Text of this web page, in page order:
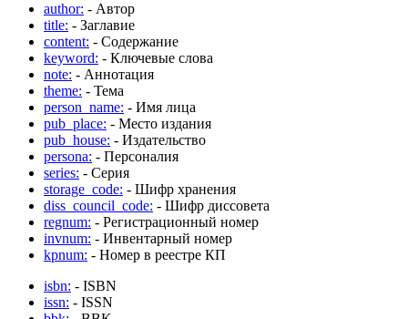
author: - Автор
title: - Заглавие
content: - Содержание
keyword: - Ключевые слова
note: - Аннотация
theme: - Тема
person_name: - Имя лица
pub_place: - Место издания
pub_house: - Издательство
persona: - Персоналия
series: - Серия
storage_code: - Шифр хранения
diss_council_code: - Шифр диссовета
regnum: - Регистрационный номер
invnum: - Инвентарный номер
kpnum: - Номер в реестре КП
isbn: - ISBN
issn: - ISSN